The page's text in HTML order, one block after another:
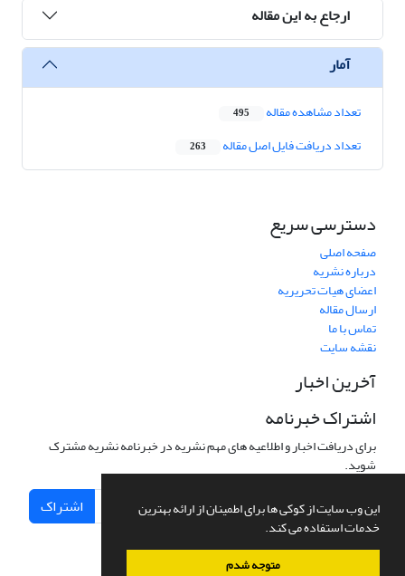
این وب سایت از کوکی ها برای اطمینان از ارائه بهترین
خدمات استفاده می کند.
متوجه شدم
ارجاع به این مقاله
آمار
تعداد مشاهده مقاله 495
تعداد دریافت فایل اصل مقاله 263
دسترسی سریع
صفحه اصلی
درباره نشریه
اعضای هیات تحریریه
ارسال مقاله
تماس با ما
نقشه سایت
آخرین اخبار
اشتراک خبرنامه
برای دریافت اخبار و اطلاعیه های مهم نشریه در خبرنامه نشریه مشترک
شوید.
اشتراک